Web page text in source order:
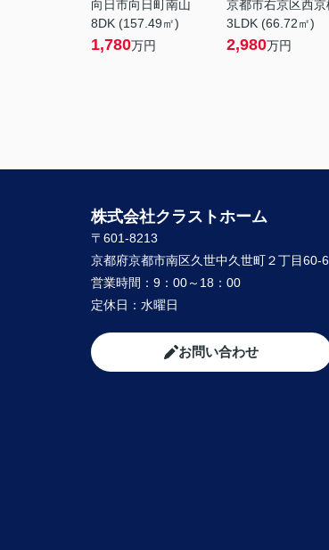
向日市向日町南山
8DK (157.49㎡)
1,780万円
京都市右京区西
3LDK (66.72㎡)
2,980万円
株式会社クラストホーム
〒601-8213
京都府京都市南区久世中久世町２丁目60-6
営業時間： 9：00～18：00
定休日： 水曜日
お問い合わせ